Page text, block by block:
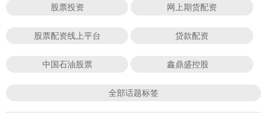
股票投资 网上期货配资
股票配资线上平台 贷款配资
中国石油股票 鑫鼎盛控股
全部话题标签